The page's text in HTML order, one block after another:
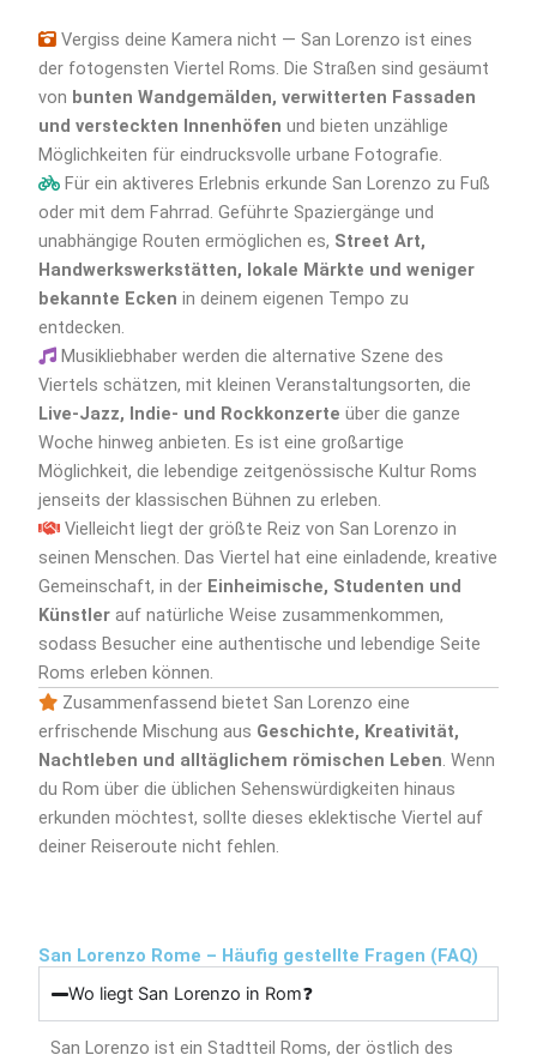
Vergiss deine Kamera nicht — San Lorenzo ist eines
der fotogensten Viertel Roms. Die Straßen sind gesäumt
von bunten Wandgemälden, verwitterten Fassaden
und versteckten Innenhöfen und bieten unzählige
Möglichkeiten für eindrucksvolle urbane Fotografie.
Für ein aktiveres Erlebnis erkunde San Lorenzo zu Fuß
oder mit dem Fahrrad. Geführte Spaziergänge und
unabhängige Routen ermöglichen es, Street Art,
Handwerkswerkstätten, lokale Märkte und weniger
bekannte Ecken in deinem eigenen Tempo zu
entdecken.
Musikliebhaber werden die alternative Szene des
Viertels schätzen, mit kleinen Veranstaltungsorten, die
Live-Jazz, Indie- und Rockkonzerte über die ganze
Woche hinweg anbieten. Es ist eine großartige
Möglichkeit, die lebendige zeitgenössische Kultur Roms
jenseits der klassischen Bühnen zu erleben.
Vielleicht liegt der größte Reiz von San Lorenzo in
seinen Menschen. Das Viertel hat eine einladende, kreative
Gemeinschaft, in der Einheimische, Studenten und
Künstler auf natürliche Weise zusammenkommen,
sodass Besucher eine authentische und lebendige Seite
Roms erleben können.
Zusammenfassend bietet San Lorenzo eine
erfrischende Mischung aus Geschichte, Kreativität,
Nachtleben und alltäglichem römischen Leben. Wenn
du Rom über die üblichen Sehenswürdigkeiten hinaus
erkunden möchtest, sollte dieses eklektische Viertel auf
deiner Reiseroute nicht fehlen.
San Lorenzo Rome – Häufig gestellte Fragen (FAQ)
Wo liegt San Lorenzo in Rom❓
San Lorenzo ist ein Stadtteil Roms, der östlich des